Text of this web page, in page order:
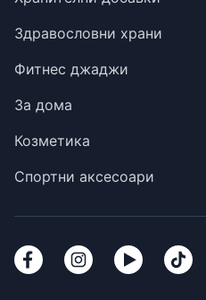
Здравословни храни
Фитнес джаджи
За дома
Козметика
Спортни аксесоари